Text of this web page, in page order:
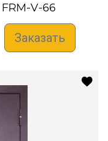
FRM-V-66
Заказать